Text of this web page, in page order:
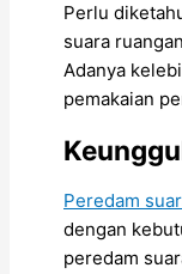
Perlu
suara
Adanya
pemakaian
Peredam
dengan
peredam